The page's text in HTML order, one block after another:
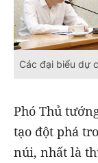
Các đại biểu dự
Phó Thủ
tạo đột phá
núi, nhất là